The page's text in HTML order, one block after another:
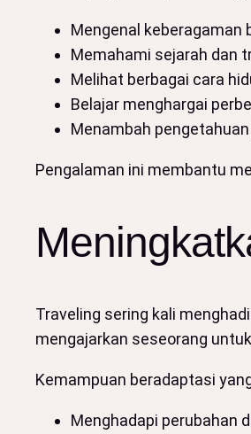
Mengenal keberagaman
Memahami sejarah dan
Melihat berbagai cara
Belajar menghargai
Menambah
Pengalaman ini membantu
Traveling sering kali
mengajarkan seseorang
Kemampuan beradaptasi
Menghadapi perubahan